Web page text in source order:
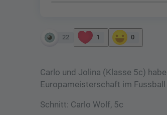
22 1 0
Carlo und Jolina (Klasse 5c)
Europameisterschaft im
Schnitt: Carlo Wolf, 5c